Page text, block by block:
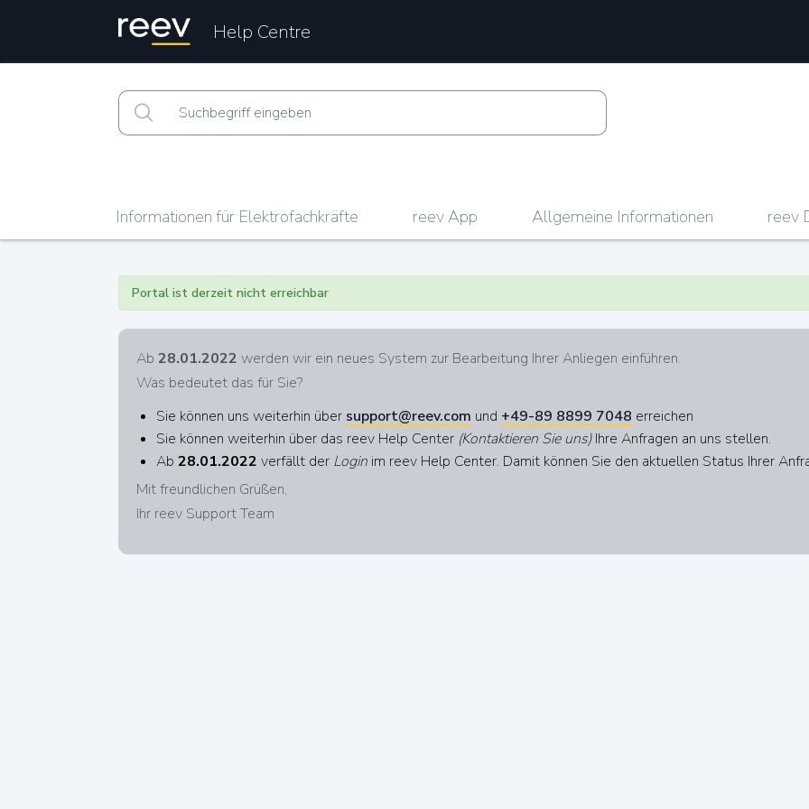
Help Centre
Informationen für Elektrofachkräfte reev App Allgemeine Informationen reev
Portal ist derzeit nicht erreichbar
Ab28.01.2022 werden wir ein neues System zur Bearbeitung Ihrer Anliegen einführen.
Was bedeutet das für Sie?
Sie können uns weiterhin über support@reev.com und +49-89 8899 7048 erreichen
Sie können weiterhin über das reev Help Center (Kontaktieren Sie uns)Ihre Anfragen an uns stellen.
Ab28.01.2022 verfällt der Login im reev Help Center. Damit können Sie den aktuellen Status Ihrer
Mit freundlichen Grüßen,
Ihr reev Support Team